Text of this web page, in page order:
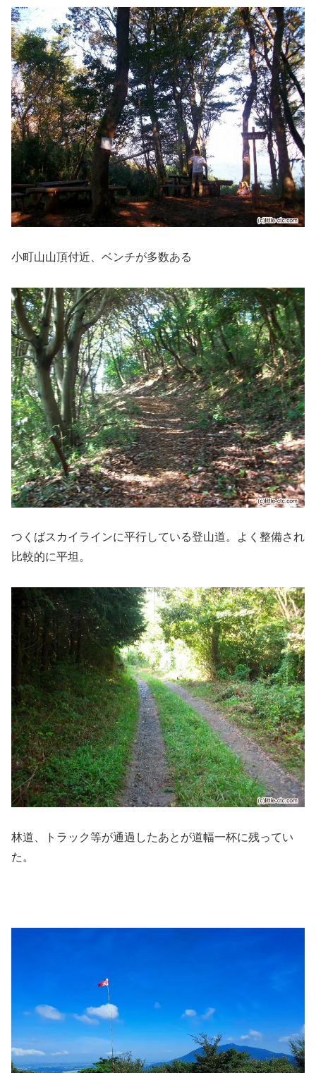
小町山山頂付近、ベンチが多数ある
つくばスカイラインに平行している登山道。よく整備され
比較的に平坦。
林道、トラック等が通過したあとが道幅一杯に残ってい
た。